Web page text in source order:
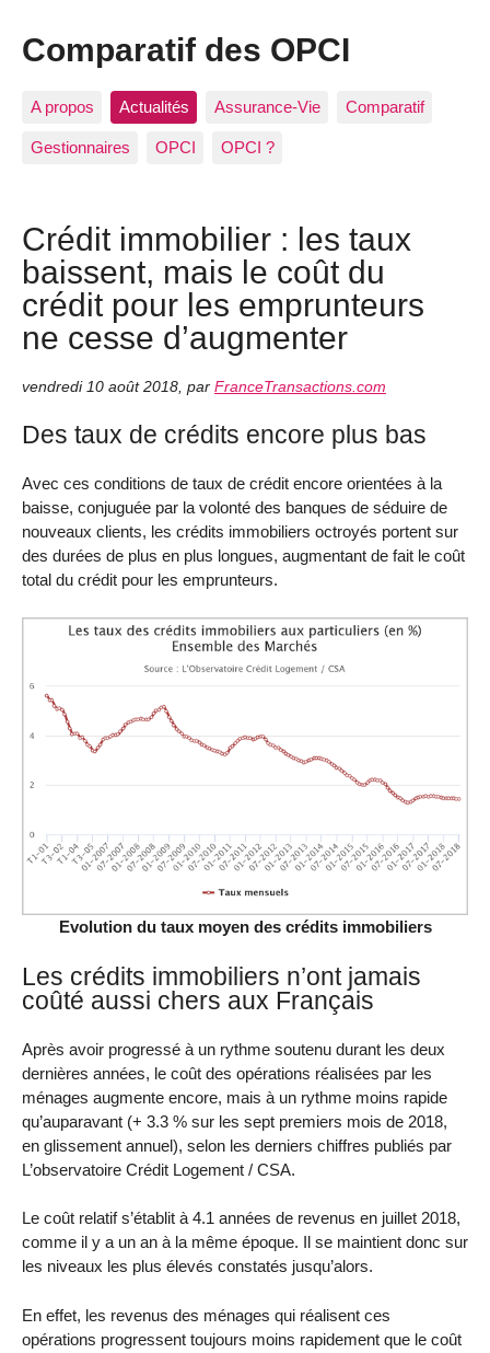
Comparatif des OPCI
A propos Actualités Assurance-Vie Comparatif
Gestionnaires OPCI OPCI ?
Crédit immobilier : les taux
baissent, mais le coût du
crédit pour les emprunteurs
ne cesse d’augmenter
vendredi 10 août 2018 par FranceTransactions.com
Des taux de crédits encore plus bas
Avec ces conditions de taux de crédit encore orientées à la
baisse, conjuguée par la volonté des banques de séduire de
nouveaux clients, les crédits immobiliers octroyés portent sur
des durées de plus en plus longues, augmentant de fait le coût
total du crédit pour les emprunteurs.
Evolution du taux moyen des crédits immobiliers
Les crédits immobiliers n’ont jamais
coûté aussi chers aux Français
Après avoir progressé à un rythme soutenu durant les deux
dernières années, le coût des opérations réalisées par les
ménages augmente encore, mais à un rythme moins rapide
qu’auparavant (+ 3.3 % sur les sept premiers mois de 2018,
en glissement annuel), selon les derniers chiffres publiés par
L’observatoire Crédit Logement / CSA.
Le coût relatif s’établit à 4.1 années de revenus en juillet 2018,
comme il y a un an à la même époque. Il se maintient donc sur
les niveaux les plus élevés constatés jusqu’alors.
En effet, les revenus des ménages qui réalisent ces
opérations progressent toujours moins rapidement que le coût